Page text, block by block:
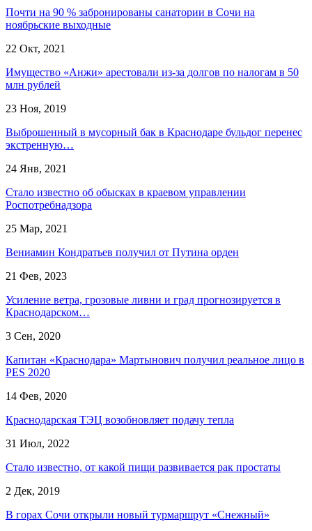
Почти на 90 % забронированы санатории в Сочи на
ноябрьские выходные
22 Окт, 2021
Имущество «Анжи» арестовали из-за долгов по налогам в 50
млн рублей
23 Ноя, 2019
Выброшенный в мусорный бак в Краснодаре бульдог перенес
экстренную…
24 Янв, 2021
Стало известно об обысках в краевом управлении
Роспотребнадзора
25 Мар, 2021
Вениамин Кондратьев получил от Путина орден
21 Фев, 2023
Усиление ветра, грозовые ливни и град прогнозируется в
Краснодарском…
3 Сен, 2020
Капитан «Краснодара» Мартынович получил реальное лицо в
PES 2020
14 Фев, 2020
Краснодарская ТЭЦ возобновляет подачу тепла
31 Июл, 2022
Стало известно, от какой пищи развивается рак простаты
2 Дек, 2019
В горах Сочи открыли новый турмаршрут «Снежный»